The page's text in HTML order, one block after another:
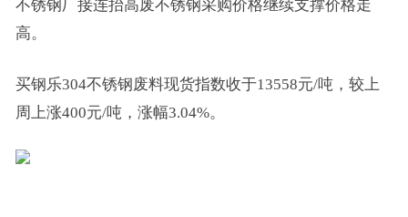
不锈钢厂接连抬高废不锈钢采购价格继续支撑价格走
高。
买钢乐304不锈钢废料现货指数收于13558元/吨，较上
周上涨400元/吨，涨幅3.04%。